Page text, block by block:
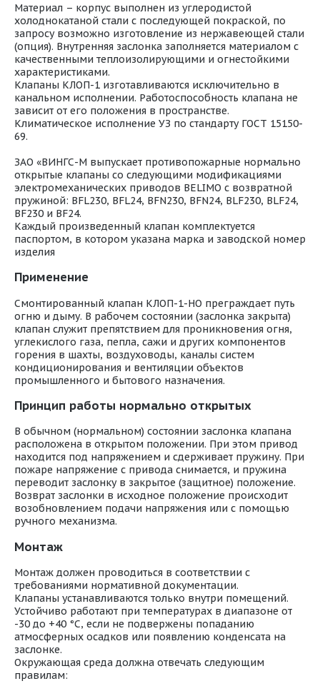
Материал – корпус выполнен из углеродистой
холоднокатаной стали с последующей покраской, по
запросу возможно изготовление из нержавеющей стали
(опция). Внутренняя заслонка заполняется материалом с
качественными теплоизолирующими и огнестойкими
характеристиками.
Клапаны КЛОП-1 изготавливаются исключительно в
канальном исполнении. Работоспособность клапана не
зависит от его положения в пространстве.
Климатическое исполнение УЗ по стандарту ГОСТ 15150-
69.
ЗАО «ВИНГС-М выпускает противопожарные нормально
открытые клапаны со следующими модификациями
электромеханических приводов BELIMO с возвратной
пружиной: BFL230, BFL24, BFN230, BFN24, BLF230, BLF24,
BF230 и BF24.
Каждый произведенный клапан комплектуется
паспортом, в котором указана марка и заводской номер
изделия
Применение
Смонтированный клапан КЛОП-1-НО преграждает путь
огню и дыму. В рабочем состоянии (заслонка закрыта)
клапан служит препятствием для проникновения огня,
углекислого газа, пепла, сажи и других компонентов
горения в шахты, воздуховоды, каналы систем
кондиционирования и вентиляции объектов
промышленного и бытового назначения.
Принцип работы нормально открытых
В обычном (нормальном) состоянии заслонка клапана
расположена в открытом положении. При этом привод
находится под напряжением и сдерживает пружину. При
пожаре напряжение с привода снимается, и пружина
переводит заслонку в закрытое (защитное) положение.
Возврат заслонки в исходное положение происходит
возобновлением подачи напряжения или с помощью
ручного механизма.
Монтаж
Монтаж должен проводиться в соответствии с
требованиями нормативной документации.
Клапаны устанавливаются только внутри помещений.
Устойчиво работают при температурах в диапазоне от
-30 до +40 °С, если не подвержены попаданию
атмосферных осадков или появлению конденсата на
заслонке.
Окружающая среда должна отвечать следующим
правилам: